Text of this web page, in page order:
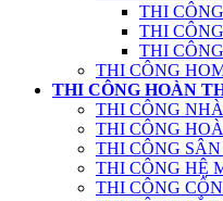
THI
THI
THI
THI CÔNG
THI CÔNG HOÀN
THI CÔNG
THI CÔNG
THI CÔNG
THI CÔNG HỆ
THI CÔNG